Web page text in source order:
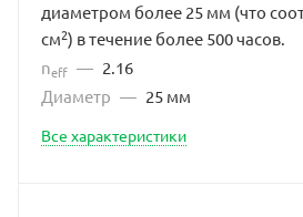
диаметром более 25 мм (что
см2) в течение более 500 часов.
neff — 2.16
Диаметр — 25 мм
Все характеристики